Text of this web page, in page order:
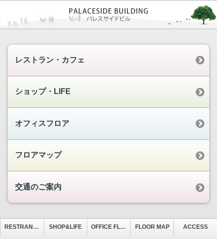
レストラン・カフェ
ショップ・LIFE
オフィスフロア
フロアマップ
交通のご案内
RESTRANT&CAFE SHOP&LIFE OFFICE FLOOR FLOOR MAP ACCESS